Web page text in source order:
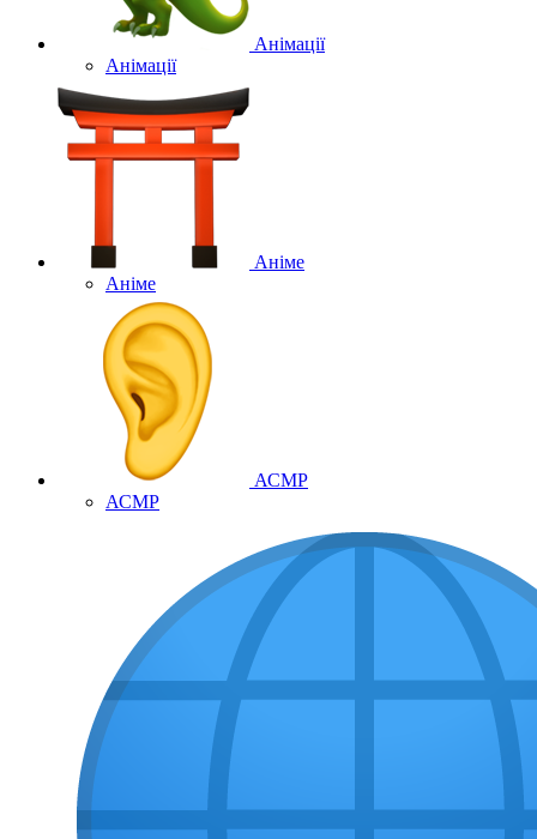
Анімації
Анімації
Аніме
Аніме
АСМР
АСМР